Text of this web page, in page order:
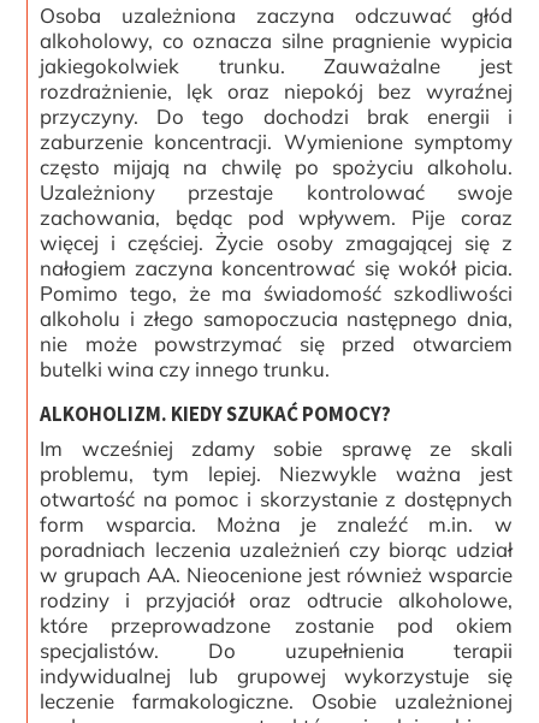
Osoba uzależniona zaczyna odczuwać głód
alkoholowy, co oznacza silne pragnienie wypicia
jakiegokolwiek trunku. Zauważalne jest
rozdrażnienie, lęk oraz niepokój bez wyraźnej
przyczyny. Do tego dochodzi brak energii i
zaburzenie koncentracji. Wymienione symptomy
często mijają na chwilę po spożyciu alkoholu.
Uzależniony przestaje kontrolować swoje
zachowania, będąc pod wpływem. Pije coraz
więcej i częściej. Życie osoby zmagającej się z
nałogiem zaczyna koncentrować się wokół picia.
Pomimo tego, że ma świadomość szkodliwości
alkoholu i złego samopoczucia następnego dnia,
nie może powstrzymać się przed otwarciem
butelki wina czy innego trunku.
ALKOHOLIZM. KIEDY SZUKAĆ POMOCY?
Im wcześniej zdamy sobie sprawę ze skali
problemu, tym lepiej. Niezwykle ważna jest
otwartość na pomoc i skorzystanie z dostępnych
form wsparcia. Można je znaleźć m.in. w
poradniach leczenia uzależnień czy biorąc udział
w grupach AA. Nieocenione jest również wsparcie
rodziny i przyjaciół oraz odtrucie alkoholowe,
które przeprowadzone zostanie pod okiem
specjalistów. Do uzupełnienia terapii
indywidualnej lub grupowej wykorzystuje się
leczenie farmakologiczne. Osobie uzależnionej